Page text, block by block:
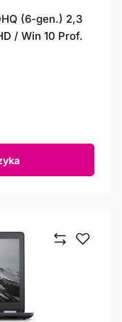
(6-gen.) 2,3
/ Win 10 Prof.